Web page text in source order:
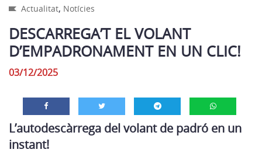
Actualitat, Notícies
DESCARREGA’T EL VOLANT
D’EMPADRONAMENT EN UN CLIC!
03/12/2025
L’autodescàrrega del volant de padró en un
instant!